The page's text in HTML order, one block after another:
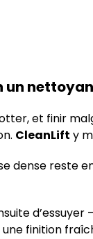
un
et finir
CleanLift y
dense reste
d’essuyer
finition